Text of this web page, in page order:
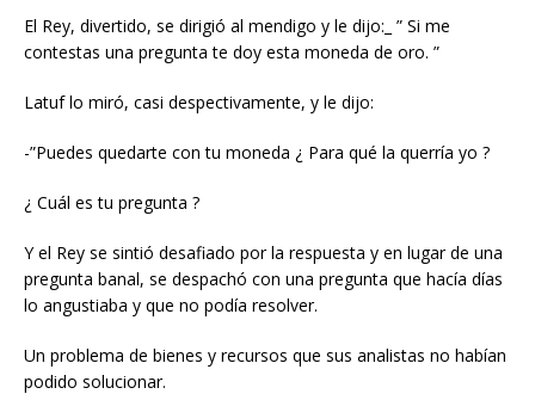
El Rey, divertido, se dirigió al mendigo y le dijo:_ ” Si me
contestas una pregunta te doy esta moneda de oro. ”
Latuf lo miró, casi despectivamente, y le dijo:
-”Puedes quedarte con tu moneda ¿ Para qué la querría yo ?
¿ Cuál es tu pregunta ?
Y el Rey se sintió desafiado por la respuesta y en lugar de una
pregunta banal, se despachó con una pregunta que hacía días
lo angustiaba y que no podía resolver.
Un problema de bienes y recursos que sus analistas no habían
podido solucionar.